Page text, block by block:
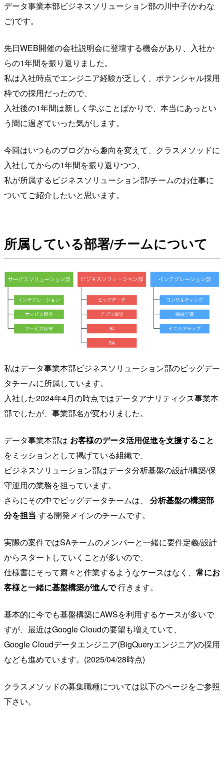
データ事業本部ビジネスソリューション部の川中子(かわな
ご)です。
先日WEB開催の会社説明会に登壇する機会があり、入社か
らの1年間を振り返りました。
私は入社時点でエンジニア経験が乏しく、ポテンシャル採用
枠での採用だったので、
入社後の1年間は新しく学ぶことばかりで、本当にあっとい
う間に過ぎていった気がします。
今回はいつものブログから趣向を変えて、クラスメソッドに
入社してからの1年間を振り返りつつ、
私が所属するビジネスソリューション部/チームのお仕事に
ついてご紹介したいと思います。
所属している部署/チームについて
私はデータ事業本部ビジネスソリューション部のビッグデー
タチームに所属しています。
入社した2024年4月の時点ではデータアナリティクス事業本
部でしたが、事業部名が変わりました。
データ事業本部は お客様のデータ活用促進を支援すること
をミッションとして掲げている組織で、
ビジネスソリューション部はデータ分析基盤の設計/構築/保
守運用の業務を担っています。
さらにその中でビッグデータチームは、 分析基盤の構築部
分を担当 する開発メインのチームです。
実際の案件ではSAチームのメンバーと一緒に要件定義/設計
からスタートしていくことが多いので、
仕様書にそって粛々と作業するようなケースはなく、 常にお
客様と一緒に基盤構築が進んで行きます。
基本的に今でも基盤構築にAWSを利用するケースが多いで
すが、最近はGoogle Cloudの要望も増えていて、
Google Cloudデータエンジニア(BigQueryエンジニア)の採用
なども進めています。(2025/04/28時点)
クラスメソッドの募集職種については以下のページをご参照
下さい。